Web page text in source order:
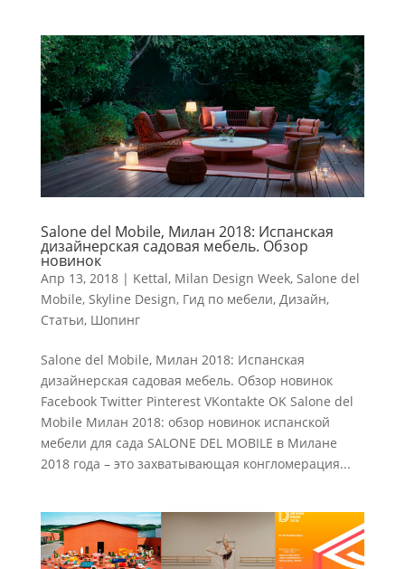
Salone del Mobile, Милан 2018: Испанская
дизайнерская садовая мебель. Обзор
новинок
Апр 13, 2018| Kettal, Milan Design Week, Salone del
Mobile, Skyline Design, Гид по мебели, Дизайн,
Статьи, Шопинг
Salone del Mobile, Милан 2018: Испанская
дизайнерская садовая мебель. Обзор новинок
Facebook Twitter Pinterest VKontakte OK Salone del
Mobile Милан 2018: обзор новинок испанской
мебели для сада SALONE DEL MOBILE в Милане
2018 года – это захватывающая конгломерация...